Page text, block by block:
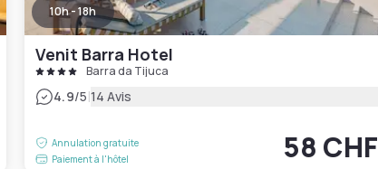
10h - 18h
Venit Barra Hotel
Barra da Tijuca
4.9/5|14 Avis
Annulation gratuite
Paiement à l'hôtel
58 CHF